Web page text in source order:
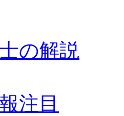
の解説
注目